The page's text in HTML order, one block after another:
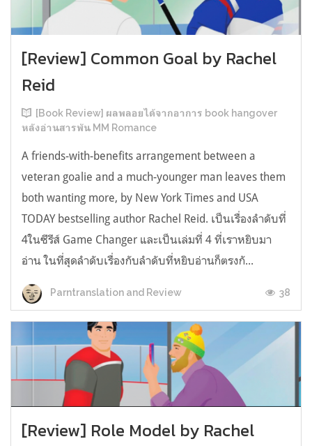
[Review] Common Goal by Rachel
Reid
[Book Review] ผลพลอยได้จากอาการ book hangover
หลังอ่านสารพัน MM Romance
A friends-with-benefits arrangement between a
veteran goalie and a much-younger man leaves them
both wanting more, by New York Times and USA
TODAY bestselling author Rachel Reid. เป็นเรื่องลำดับที่
4ในซีรีส์ Game Changer และเป็นเล่มที่ 4 ที่เราหยิบมา
อ่าน ในที่สุดลำดับเรื่องกับลำดับที่หยิบอ่านก็ตรงกั...
Parntranslation and Review 38
[Review] Role Model by Rachel